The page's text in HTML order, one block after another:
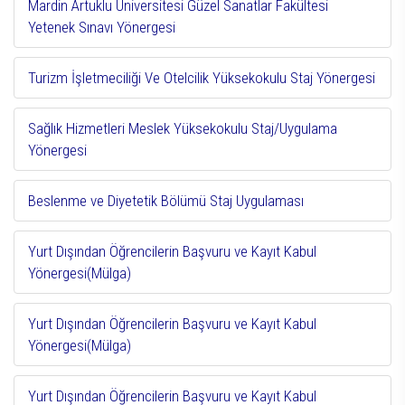
Mardin Artuklu Üniversitesi Güzel Sanatlar Fakültesi
Yetenek Sınavı Yönergesi
Turizm İşletmeciliği Ve Otelcilik Yüksekokulu Staj Yönergesi
Sağlık Hizmetleri Meslek Yüksekokulu Staj/Uygulama
Yönergesi
Beslenme ve Diyetetik Bölümü Staj Uygulaması
Yurt Dışından Öğrencilerin Başvuru ve Kayıt Kabul
Yönergesi(Mülga)
Yurt Dışından Öğrencilerin Başvuru ve Kayıt Kabul
Yönergesi(Mülga)
Yurt Dışından Öğrencilerin Başvuru ve Kayıt Kabul